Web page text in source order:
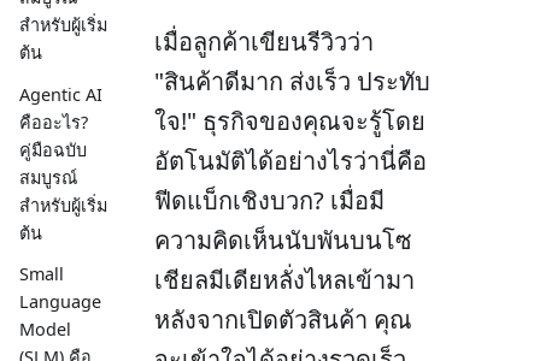
สำหรับผู้เริ่ม
ต้น
Agentic AI
คืออะไร?
คู่มือฉบับ
สมบูรณ์
สำหรับผู้เริ่ม
ต้น
Small
Language
Model
เมื่อลูกค้าเขียนรีวิวว่า
"สินค้าดีมาก ส่งเร็ว ประทับ
ใจ!" ธุรกิจของคุณจะรู้โดย
อัตโนมัติได้อย่างไรว่านี่คือ
ฟีดแบ็กเชิงบวก? เมื่อมี
ความคิดเห็นนับพันบนโซ
เชียลมีเดียหลั่งไหลเข้ามา
หลังจากเปิดตัวสินค้า คุณ